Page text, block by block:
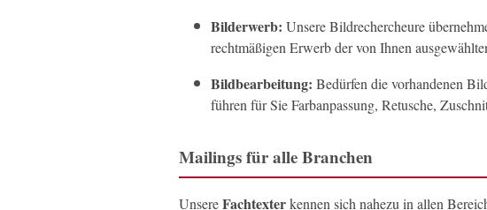
Bilderwerb: Unsere Bildrechercheure
rechtmäßigen Erwerb der von Ihnen
Bildbearbeitung: Bedürfen die vorhandenen
führen für Sie Farbanpassung, Retusche,
Mailings für alle Branchen
UnsereFachtexterkennen sich nahezu in allen